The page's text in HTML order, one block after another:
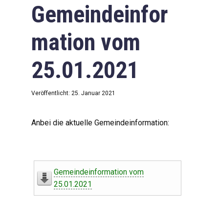
Gemeindeinfor
mation vom
25.01.2021
Veröffentlicht: 25. Januar 2021
Anbei die aktuelle Gemeindeinformation:
Gemeindeinformation vom
25.01.2021